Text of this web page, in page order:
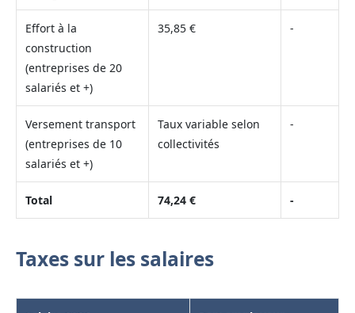
Effort à la
construction
(entreprises de 20
salariés et +)
35,85 € -
Versement transport
(entreprises de 10
salariés et +)
Taux variable selon
collectivités
-
Total 74,24 € -
Taxes sur les salaires